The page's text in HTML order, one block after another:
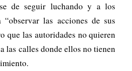
de seguir luchando y a los
las acciones de sus
que las autoridades no quieren
las calles donde ellos no tienen